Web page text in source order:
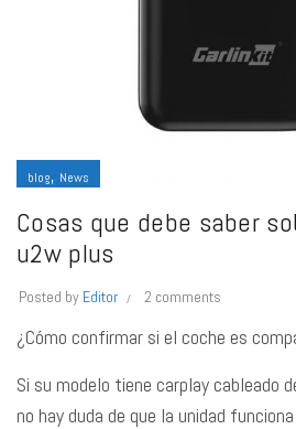
blog, News
Cosas que debe saber
u2w plus
Posted by Editor 2 comments
¿Cómo confirmar si el coche es
Si su modelo tiene carplay cableado
no hay duda de que la unidad